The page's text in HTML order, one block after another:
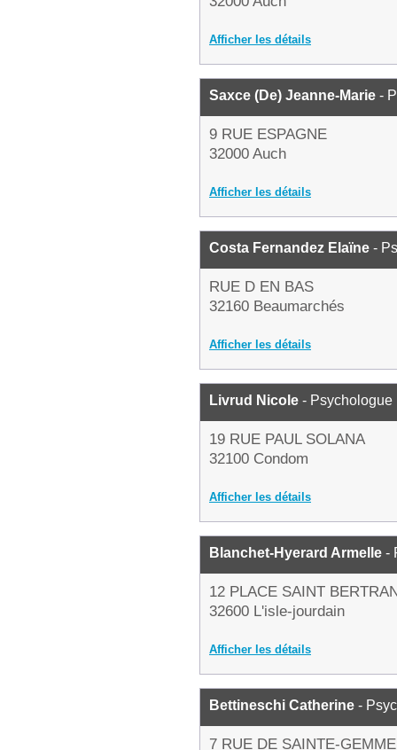
Afficher les détails
Saxce (De) Jeanne-Marie -
9 RUE ESPAGNE
32000 Auch
Afficher les détails
Costa Fernandez Elaïne -
RUE D EN BAS
32160 Beaumarchés
Afficher les détails
Livrud Nicole - Psychologue
19 RUE PAUL SOLANA
32100 Condom
Afficher les détails
Blanchet-Hyerard Armelle -
12 PLACE SAINT
32600 L'isle-jourdain
Afficher les détails
Bettineschi Catherine -
7 RUE DE SAINTE-GEMME